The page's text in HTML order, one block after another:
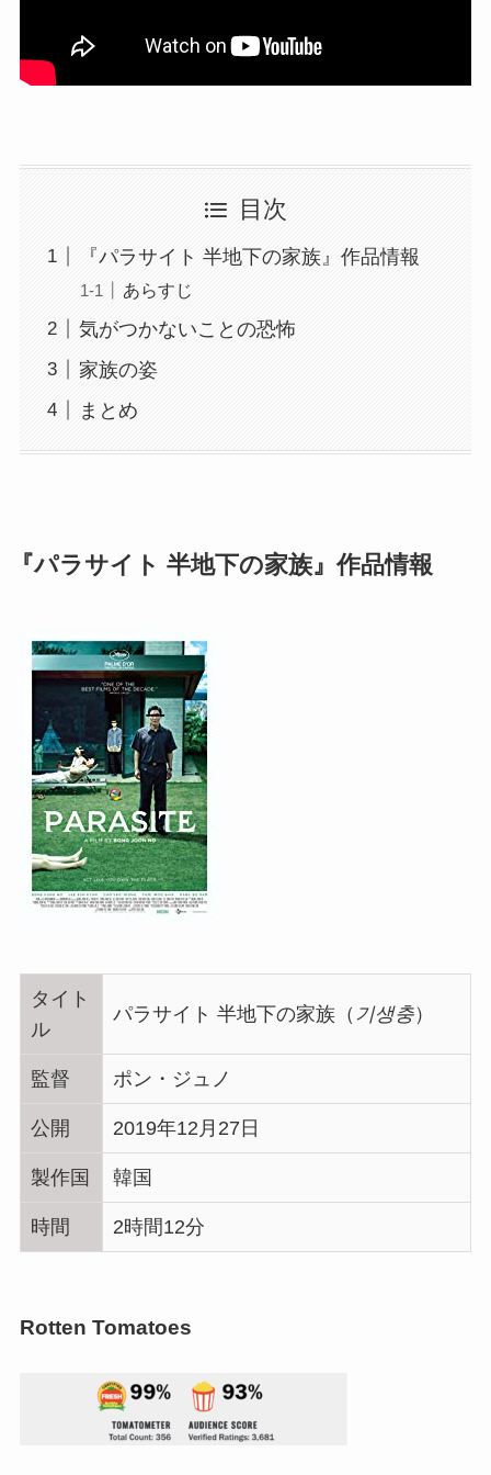
目次
『パラサイト 半地下の家族』作品情報
あらすじ
気がつかないことの恐怖
家族の姿
まとめ
『パラサイト 半地下の家族』作品情報
タイト
ル
パラサイト 半地下の家族（ 기생충）
監督 ポン・ジュノ
公開 2019年12月27日
製作国 韓国
時間 2時間12分
Rotten Tomatoes